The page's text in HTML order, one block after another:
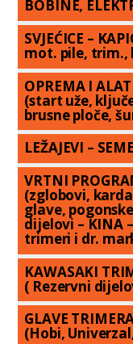
BOBINE,
SVJEĆICE –
mot. pile, trim.,
OPREMA I
(start uže,
brusne ploče,
LEŽAJEVI –
VRTNI
(zglobovi,
glave,
dijelovi – KINA
trimeri i dr.
KAWASAKI
( Rezervni
GLAVE
(Hobi,